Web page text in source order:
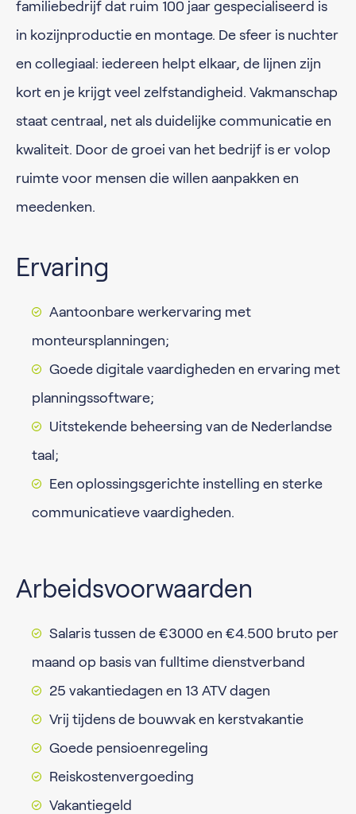
familiebedrijf dat ruim 100 jaar gespecialiseerd is
in kozijnproductie en montage. De sfeer is nuchter
en collegiaal: iedereen helpt elkaar, de lijnen zijn
kort en je krijgt veel zelfstandigheid. Vakmanschap
staat centraal, net als duidelijke communicatie en
kwaliteit. Door de groei van het bedrijf is er volop
ruimte voor mensen die willen aanpakken en
meedenken.
Ervaring
Aantoonbare werkervaring met
monteursplanningen;
Goede digitale vaardigheden en ervaring met
planningssoftware;
Uitstekende beheersing van de Nederlandse
taal;
Een oplossingsgerichte instelling en sterke
communicatieve vaardigheden.
Arbeidsvoorwaarden
Salaris tussen de €3000 en €4.500 bruto per
maand op basis van fulltime dienstverband
25 vakantiedagen en 13 ATV dagen
Vrij tijdens de bouwvak en kerstvakantie
Goede pensioenregeling
Reiskostenvergoeding
Vakantiegeld